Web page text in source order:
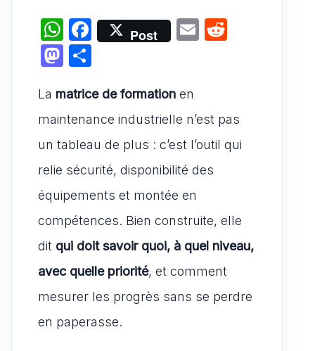
W
h
at
s
A
p
p
F
a
e
b
o
o
k
Post
E
t
M
st
o
d
o
n
ta
g
er
La matrice de formation en
maintenance industrielle n’est pas
un tableau de plus : c’est l’outil qui
relie sécurité, disponibilité des
équipements et montée en
compétences. Bien construite, elle
dit qui doit savoir quoi, à quel niveau,
avec quelle priorité, et comment
mesurer les progrès sans se perdre
en paperasse.